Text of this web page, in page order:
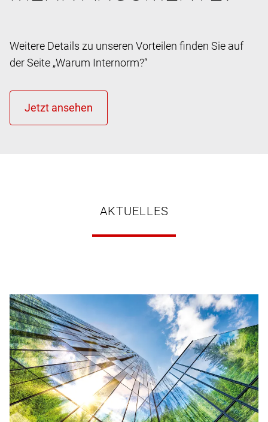
Weitere Details zu unseren Vorteilen finden Sie auf
der Seite „Warum Internorm?“
AKTUELLES